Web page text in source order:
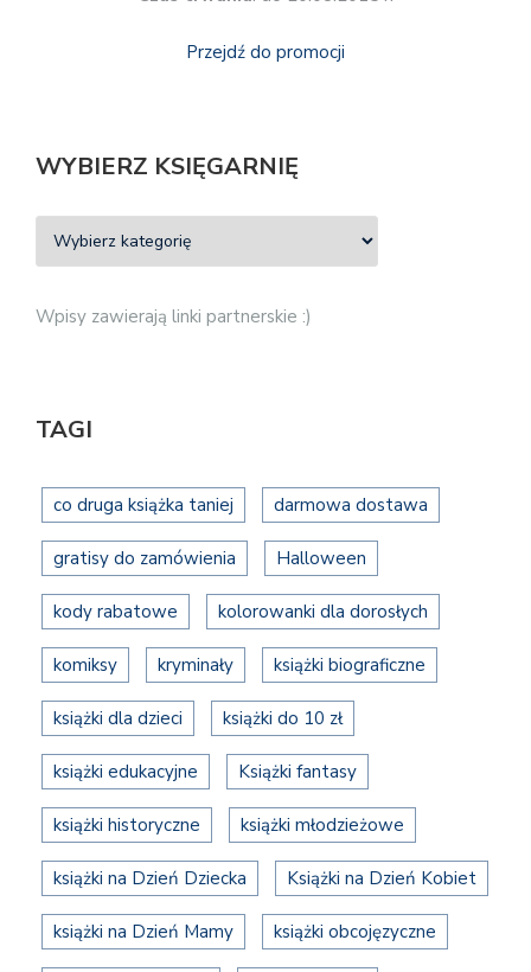
Przejdź do promocji
WYBIERZ KSIĘGARNIĘ
Wpisy zawierają linki partnerskie :)
TAGI
co druga książka taniej darmowa dostawa
gratisy do zamówienia Halloween
kody rabatowe kolorowanki dla dorosłych
komiksy kryminały książki biograficzne
książki dla dzieci książki do 10 zł
książki edukacyjne Książki fantasy
książki historyczne książki młodzieżowe
książki na Dzień Dziecka Książki na Dzień Kobiet
książki na Dzień Mamy książki obcojęzyczne